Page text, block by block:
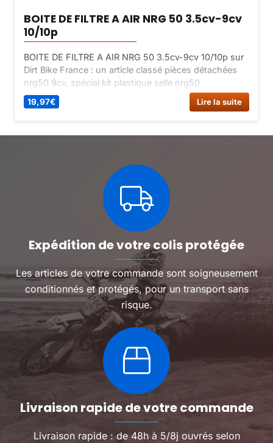
BOITE DE FILTRE A AIR NRG 50 3.5cv-9cv
10/10p
BOITE DE FILTRE A AIR NRG 50 3.5cv-9cv 10/10p sur
Dirt Bike France : un article classé pièces détachées
nrg50 9cv, spécial kit plastique selle nrg50.
19,97€ Lire la suite
Expédition de votre colis protégée
Les articles de votre commande sont soigneusement
conditionnés et protégés, pour un transport sans
risque.
Livraison rapide de votre commande
Livraison rapide : de 48h à 5/8j ouvrés selon